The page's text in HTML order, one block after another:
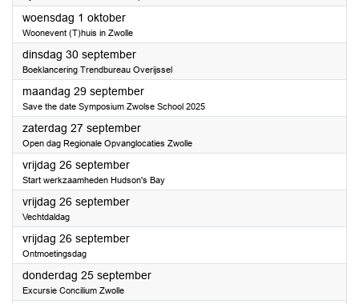
woensdag 1 oktober2025
Woonevent (T)huis in Zwolle
dinsdag 30 september2025
Boeklancering Trendbureau Overijssel
maandag 29 september2025
Save the date Symposium Zwolse School 2025
zaterdag 27 september2025
Open dag Regionale Opvanglocaties Zwolle
vrijdag 26 september2025
Start werkzaamheden Hudson's Bay
vrijdag 26 september2025
Vechtdaldag
vrijdag 26 september2025
Ontmoetingsdag
donderdag 25 september2025
Excursie Concilium Zwolle